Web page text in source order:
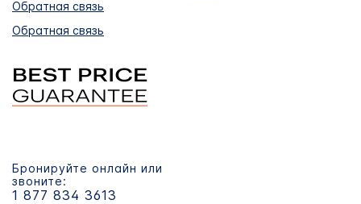
Обратная связь
Обратная связь
Бронируйте онлайн или
звоните:
1 877 834 3613